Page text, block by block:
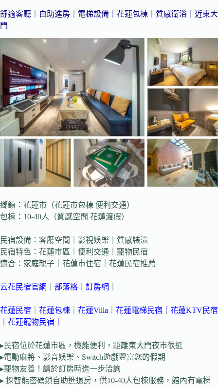
舒適客廳｜自助進房｜電梯設備｜花蓮包棟｜質感衛浴｜近東大
門
鄉鎮：花蓮市（花蓮市包棟 便利交通）
包棟：10-40人（質感空間 花蓮渡假）
民宿設備：客廳空間｜影視娛樂｜質感裝潢
民宿特色：花蓮市區｜便利交通｜寵物民宿
適合：家庭親子｜花蓮市住宿｜花蓮民宿推薦
云花民宿官網 部落格 訂房網
花蓮民宿 花蓮包棟 花蓮Villa 花蓮電梯民宿
花蓮KTV民宿
花蓮寵物民宿｜
▸民宿位於花蓮市區，機能便利，距離東大門夜市很近
▸電動麻將、影音娛樂、Switch遊戲豐富您的假期
▸寵物友善！請於訂房時進一步洽詢
▸ 採智能密碼鎖自助進退房，供10-40人包棟服務，館內有電梯